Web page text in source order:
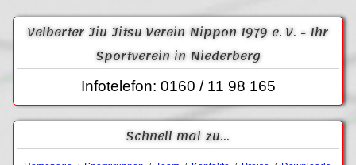
Velberter Jiu Jitsu Verein Nippon 1979 e. V. - Ihr
Sportverein in Niederberg
Infotelefon: 0160 / 11 98 165
Schnell mal zu...